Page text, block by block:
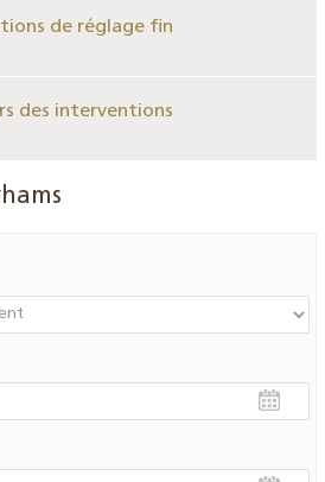
de réglage fin
des interventions